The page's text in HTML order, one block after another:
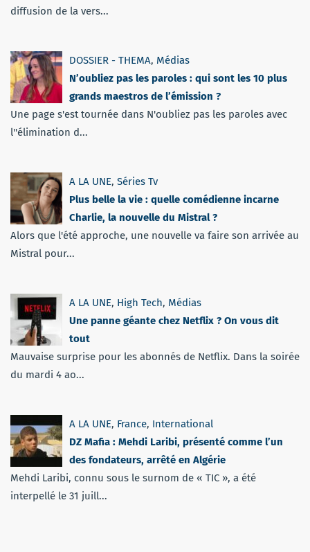
diffusion de la vers...
DOSSIER - THEMA, Médias
N’oubliez pas les paroles : qui sont les 10 plus
grands maestros de l’émission ?
Une page s'est tournée dans N'oubliez pas les paroles avec
l''élimination d...
A LA UNE, Séries Tv
Plus belle la vie : quelle comédienne incarne
Charlie, la nouvelle du Mistral ?
Alors que l'été approche, une nouvelle va faire son arrivée au
Mistral pour...
A LA UNE, High Tech, Médias
Une panne géante chez Netflix ? On vous dit
tout
Mauvaise surprise pour les abonnés de Netflix. Dans la soirée
du mardi 4 ao...
A LA UNE, France, International
DZ Mafia : Mehdi Laribi, présenté comme l’un
des fondateurs, arrêté en Algérie
Mehdi Laribi, connu sous le surnom de « TIC », a été
interpellé le 31 juill...